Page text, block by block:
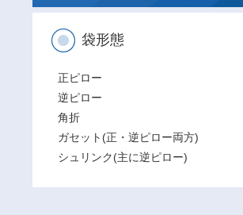
袋形態
正ピロー
逆ピロー
角折
ガセット(正・逆ピロー両方)
シュリンク(主に逆ピロー)